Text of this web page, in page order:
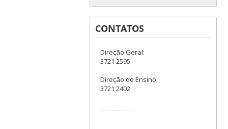
CONTATOS
Direção Geral:
3721 2595
Direção de Ensino:
3721 2402